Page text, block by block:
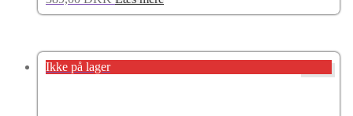
Ikke på lager